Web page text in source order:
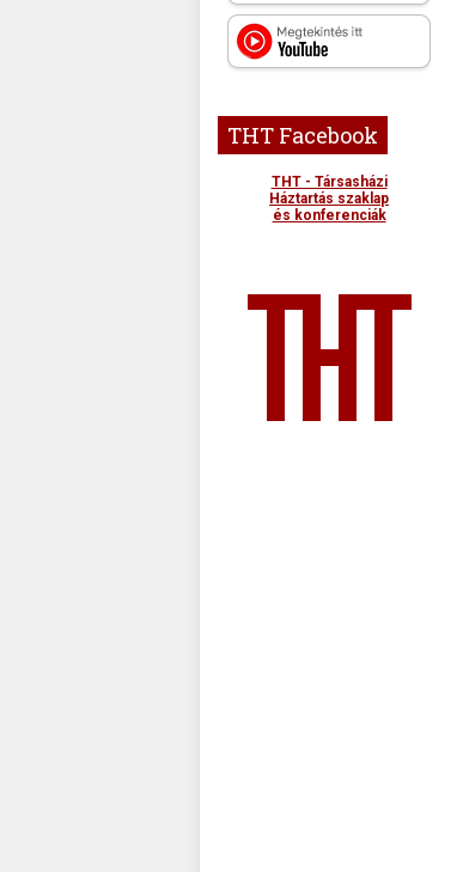
THT Facebook
THT - Társasházi
Háztartás szaklap
és konferenciák